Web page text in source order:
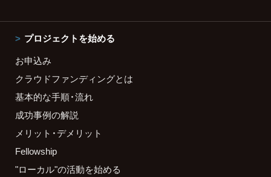
プロジェクトを始める
お申込み
クラウドファンディングとは
基本的な手順・流れ
成功事例の解説
メリット・デメリット
Fellowship
"ローカル"の活動を始める